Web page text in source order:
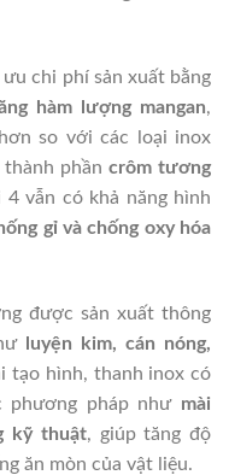
chi phí sản xuất bằng
hàm lượng mangan,
so với các loại inox
phần crôm tương
vẫn có khả năng hình
gỉ và chống oxy hóa
được sản xuất thông
luyện kim, cán nóng,
tạo hình, thanh inox có
phương pháp như mài
kỹ thuật, giúp tăng độ
ăn mòn của vật liệu.